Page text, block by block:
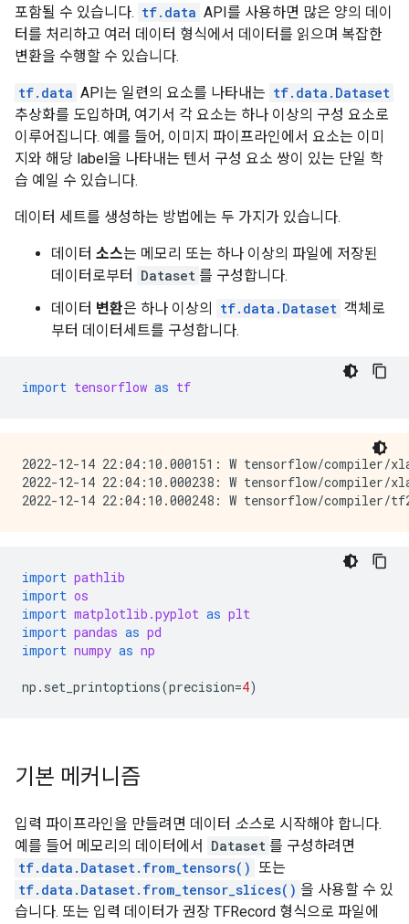
포함될 수 있습니다. tf.data API를 사용하면 많은 양의 데이
터를 처리하고 여러 데이터 형식에서 데이터를 읽으며 복잡한
변환을 수행할 수 있습니다.
tf.data API는 일련의 요소를 나타내는 tf.data.Dataset
추상화를 도입하며, 여기서 각 요소는 하나 이상의 구성 요소로
이루어집니다. 예를 들어, 이미지 파이프라인에서 요소는 이미
지와 해당 label을 나타내는 텐서 구성 요소 쌍이 있는 단일 학
습 예일 수 있습니다.
데이터 세트를 생성하는 방법에는 두 가지가 있습니다.
데이터 소스는 메모리 또는 하나 이상의 파일에 저장된
데이터로부터
Dataset 를 구성합니다.
데이터 변환은 하나 이상의 tf.data.Dataset 객체로
부터 데이터세트를 구성합니다.
import tensorflow as tf
2022-12-14 22:04:10.000151: W tensorflow/
2022-12-14 22:04:10.000238: W tensorflow/
import pathlib
import os
import matplotlib.pyplot as plt
import pandas as pd
import numpy as np
np . set_printoptions(precision=4)
기본 메커니즘
입력 파이프라인을 만들려면 데이터 소스로 시작해야 합니다.
예를 들어 메모리의 데이터에서
Dataset 를 구성하려면
tf.data.Dataset.from_tensors() 또는
tf.data.Dataset.from_tensor_slices() 을 사용할 수 있
습니다. 또는 입력 데이터가 권장 TFRecord 형식으로 파일에